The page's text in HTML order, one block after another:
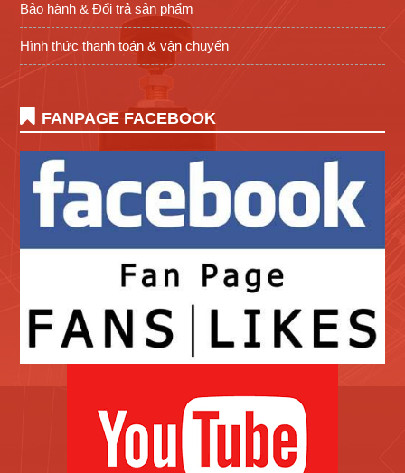
Bảo hành & Đổi trả sản phẩm
Hình thức thanh toán & vận chuyển
FANPAGE FACEBOOK